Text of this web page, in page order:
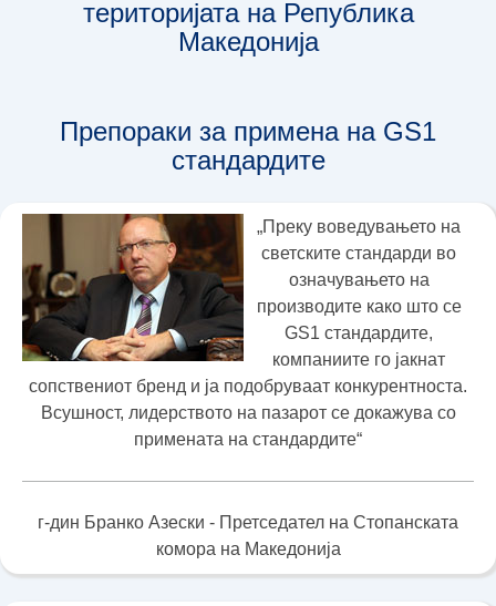
територијата на Република
Македонија
Препораки за примена на GS1
стандардите
„Преку воведувањето на
светските стандарди во
означувањето на
производите како што се
GS1 стандардите,
компаниите го јакнат
сопствениот бренд и ја подобруваат конкурентноста.
Всушност, лидерството на пазарот се докажува со
примената на стандардите“
г-дин Бранко Азески - Претседател на Стопанската
комора на Македонија